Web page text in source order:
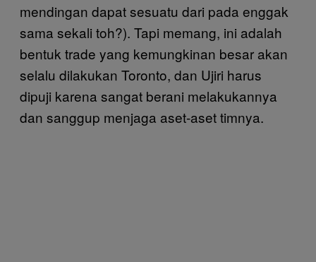
mendingan dapat sesuatu dari pada enggak
sama sekali toh?). Tapi memang, ini adalah
bentuk trade yang kemungkinan besar akan
selalu dilakukan Toronto, dan Ujiri harus
dipuji karena sangat berani melakukannya
dan sanggup menjaga aset-aset timnya.